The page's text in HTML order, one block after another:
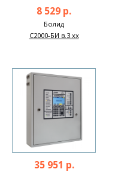
8 529 р.
Болид
С2000-БИ в.3.хх
35 951 р.